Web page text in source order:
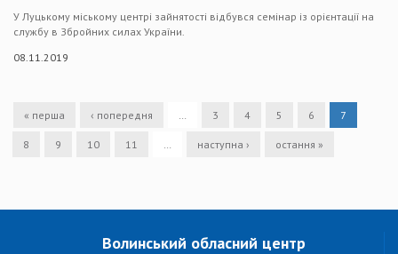
У Луцькому міському центрі зайнятості відбувся семінар із орієнтації на
службу в Збройних силах України.
08.11.2019
« перша ‹ попередня … 3 4 5 6 7
8 9 10 11 … наступна › остання »
Волинський обласний центр